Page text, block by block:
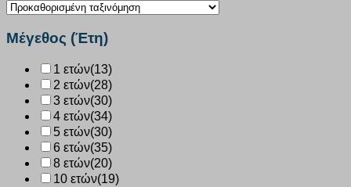
Μέγεθος (Έτη)
1 ετών(13)
2 ετών(28)
3 ετών(30)
4 ετών(34)
5 ετών(30)
6 ετών(35)
8 ετών(20)
10 ετών(19)